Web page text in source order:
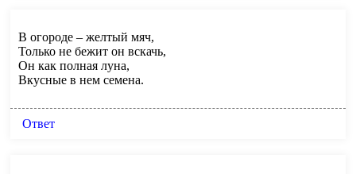
В огороде – желтый мяч,
Только не бежит он вскачь,
Он как полная луна,
Вкусные в нем семена.
Ответ